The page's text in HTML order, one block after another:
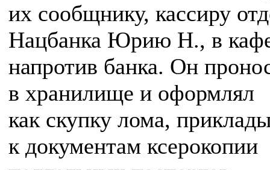
их сообщнику, кассиру
Нацбанка Юрию Н., в
напротив банка. Он
в хранилище и оформлял
как скупку лома,
к документам ксерокопии